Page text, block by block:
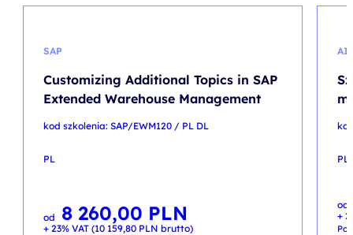
SAP
Customizing Additional Topics in SAP
Extended Warehouse Management
kod szkolenia: SAP/EWM120 / PL DL
PL
od 8 260,00 PLN
+ 23% VAT (10 159,80 PLN brutto)
AI
PL
od
+